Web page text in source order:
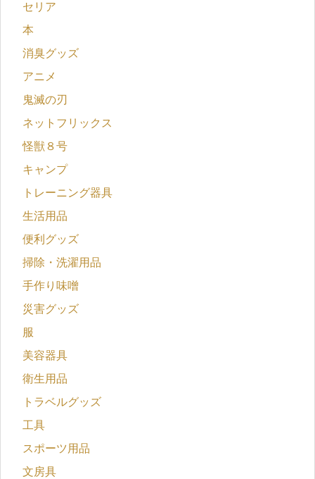
セリア
本
消臭グッズ
アニメ
鬼滅の刃
ネットフリックス
怪獣８号
キャンプ
トレーニング器具
生活用品
便利グッズ
掃除・洗濯用品
手作り味噌
災害グッズ
服
美容器具
衛生用品
トラベルグッズ
工具
スポーツ用品
文房具